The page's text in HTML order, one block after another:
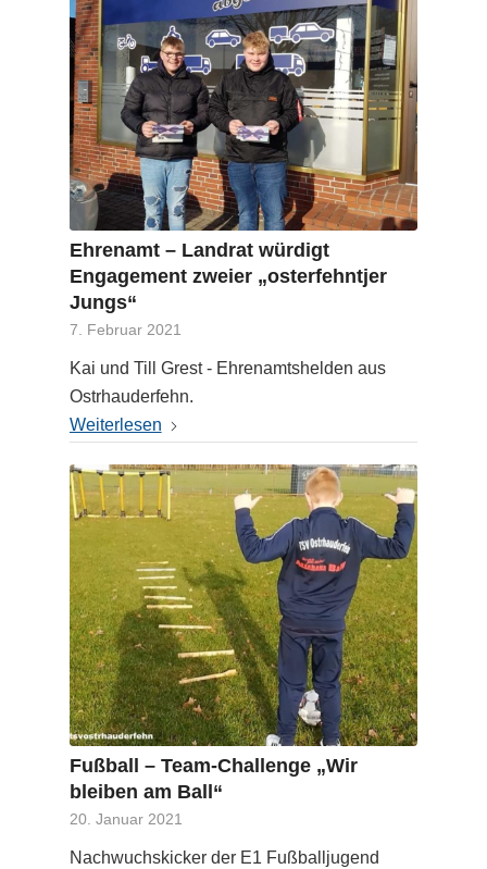
Ehrenamt – Landrat würdigt
Engagement zweier „osterfehntjer
Jungs“
7. Februar 2021
Kai und Till Grest - Ehrenamtshelden aus
Ostrhauderfehn.
Weiterlesen
Fußball – Team-Challenge „Wir
bleiben am Ball“
20. Januar 2021
Nachwuchskicker der E1 Fußballjugend